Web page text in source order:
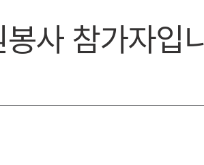
사 참가자입